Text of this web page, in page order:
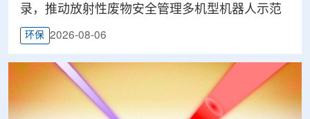
录，推动放射性废物安全管理多机型机器人示范
环保 2026-08-06